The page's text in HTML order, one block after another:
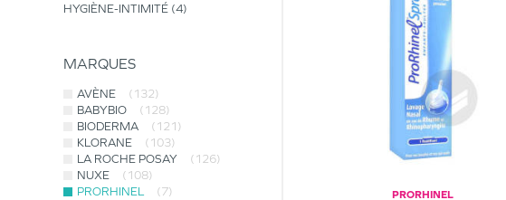
HYGIÈNE-INTIMITÉ 4
MARQUES
AVÈNE
(132)
BABYBIO
(128)
BIODERMA
(121)
KLORANE
(103)
LA ROCHE POSAY
(126)
NUXE
(108)
PRORHINEL
(7)
PRORHINEL